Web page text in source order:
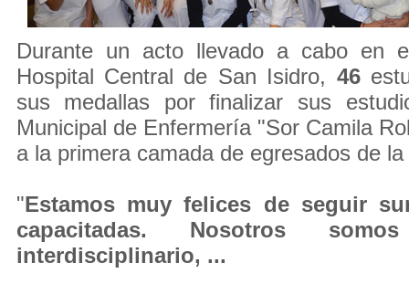
Durante un acto llevado a cabo en
Hospital Central de San Isidro, 46
sus medallas por finalizar sus
Municipal de Enfermería "Sor Camila
a la primera camada de egresados de
"Estamos muy felices de seguir
capacitadas. Nosotros
interdisciplinario, ...